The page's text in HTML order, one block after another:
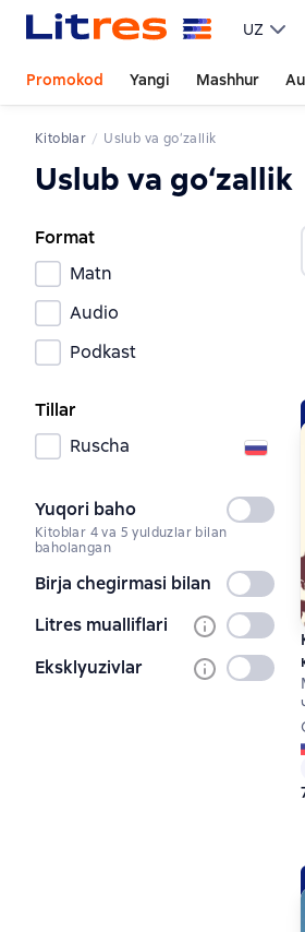
UZ
Promokod Yangi Mashhur
Kitoblar Uslub va go‘zallik
Uslub va go‘zallik
Format
Matn
Audio
Podkast
Tillar
Ruscha
Yuqori baho
Kitoblar 4 va 5 yulduzlar bilan
baholangan
Birja chegirmasi bilan
Litres mualliflari
Eksklyuzivlar